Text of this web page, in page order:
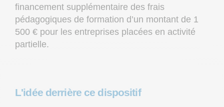
financement supplémentaire des frais
pédagogiques de formation d’un montant de 1
500 € pour les entreprises placées en activité
partielle.
L'idée derrière ce dispositif